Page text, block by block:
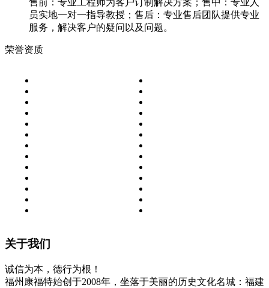
售前：专业工程师为客户订制解决方案；售中：专业人
员实地一对一指导教授；售后：专业售后团队提供专业
服务，解决客户的疑问以及问题。
荣誉资质
关于我们
诚信为本，德行为根！
福州康福特始创于2008年，坐落于美丽的历史文化名城：福建